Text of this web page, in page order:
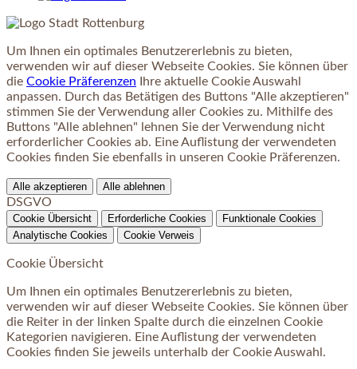
Um Ihnen ein optimales Benutzererlebnis zu bieten,
verwenden wir auf dieser Webseite Cookies. Sie können über
die Cookie Präferenzen Ihre aktuelle Cookie Auswahl
anpassen. Durch das Betätigen des Buttons "Alle akzeptieren"
stimmen Sie der Verwendung aller Cookies zu. Mithilfe des
Buttons "Alle ablehnen" lehnen Sie der Verwendung nicht
erforderlicher Cookies ab. Eine Auflistung der verwendeten
Cookies finden Sie ebenfalls in unseren Cookie Präferenzen.
Alle akzeptieren Alle ablehnen
DSGVO
Cookie Übersicht Erforderliche Cookies
Funktionale Cookies
Analytische Cookies
Cookie Verweis
Cookie Übersicht
Um Ihnen ein optimales Benutzererlebnis zu bieten,
verwenden wir auf dieser Webseite Cookies. Sie können über
die Reiter in der linken Spalte durch die einzelnen Cookie
Kategorien navigieren. Eine Auflistung der verwendeten
Cookies finden Sie jeweils unterhalb der Cookie Auswahl.